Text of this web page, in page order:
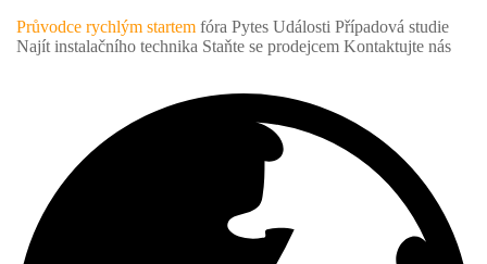
Průvodce rychlým startem fóra Pytes Události Případová studie
Najít instalačního technika Staňte se prodejcem Kontaktujte nás